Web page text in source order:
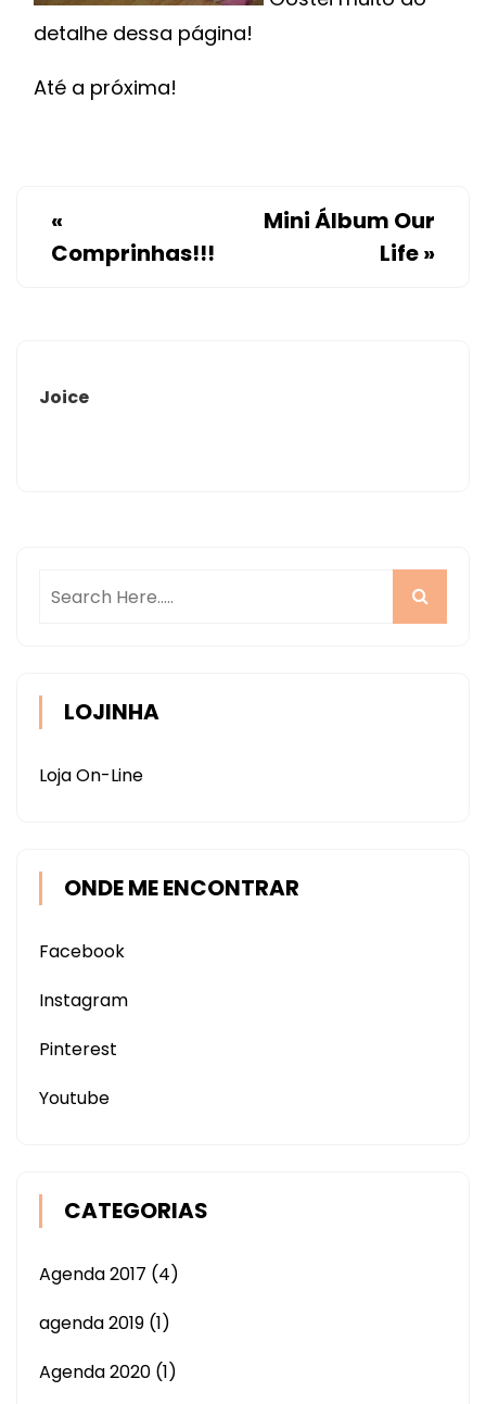
detalhe dessa página!
Até a próxima!
«
Comprinhas!!!
Mini Álbum Our
Life»
Joice
LOJINHA
Loja On-Line
ONDE ME ENCONTRAR
Facebook
Instagram
Pinterest
Youtube
CATEGORIAS
Agenda 2017 (4)
agenda 2019 (1)
Agenda 2020 (1)